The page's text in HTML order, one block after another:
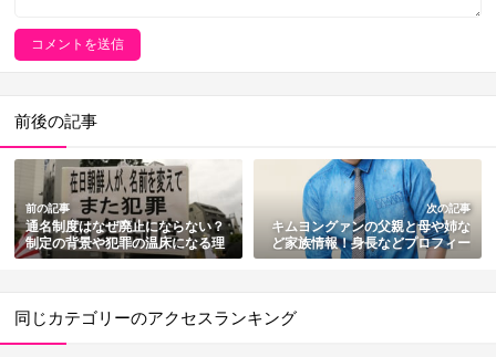
前後の記事
前の記事
通名制度はなぜ廃止にならない？
制定の背景や犯罪の温床になる理
由も総まとめ
次の記事
キムヨングァンの父親と母や姉な
ど家族情報！身長などプロフィー
ルも紹介
同じカテゴリーのアクセスランキング